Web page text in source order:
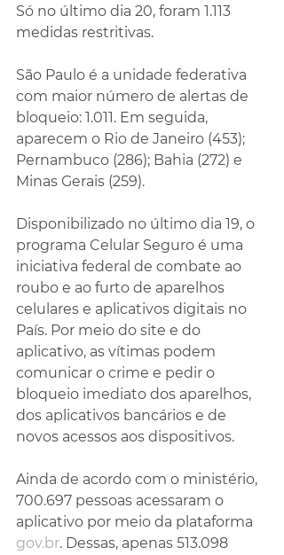
Só no último dia 20, foram 1.113
medidas restritivas.
São Paulo é a unidade federativa
com maior número de alertas de
bloqueio: 1.011. Em seguida,
aparecem o Rio de Janeiro (453);
Pernambuco (286); Bahia (272) e
Minas Gerais (259).
Disponibilizado no último dia 19, o
programa Celular Seguro é uma
iniciativa federal de combate ao
roubo e ao furto de aparelhos
celulares e aplicativos digitais no
País. Por meio do site e do
aplicativo, as vítimas podem
comunicar o crime e pedir o
bloqueio imediato dos aparelhos,
dos aplicativos bancários e de
novos acessos aos dispositivos.
Ainda de acordo com o ministério,
700.697 pessoas acessaram o
aplicativo por meio da plataforma
gov.br. Dessas, apenas 513.098